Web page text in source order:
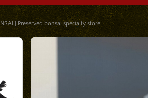
| Preserved bonsai specialty store